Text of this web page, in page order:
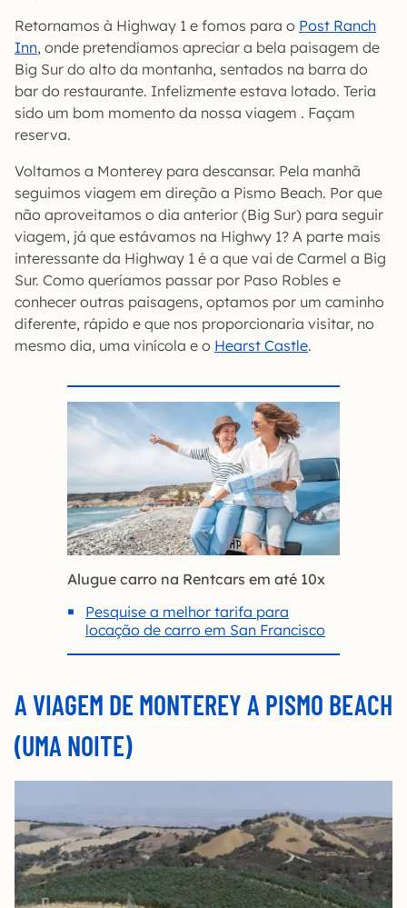
Retornamos à Highway 1 e fomos para o Post Ranch
Inn, onde pretendíamos apreciar a bela paisagem de
Big Sur do alto da montanha, sentados na barra do
bar do restaurante. Infelizmente estava lotado. Teria
sido um bom momento da nossa viagem . Façam
reserva.
Voltamos a Monterey para descansar. Pela manhã
seguimos viagem em direção a Pismo Beach. Por que
não aproveitamos o dia anterior (Big Sur) para seguir
viagem, já que estávamos na Highwy 1? A parte mais
interessante da Highway 1 é a que vai de Carmel a Big
Sur. Como queríamos passar por Paso Robles e
conhecer outras paisagens, optamos por um caminho
diferente, rápido e que nos proporcionaria visitar, no
mesmo dia, uma vinícola e o Hearst Castle.
Alugue carro na Rentcars em até 10x
Pesquise a melhor tarifa para
locação de carro em San Francisco
A VIAGEM DE MONTEREY A PISMO BEACH
(UMA NOITE)